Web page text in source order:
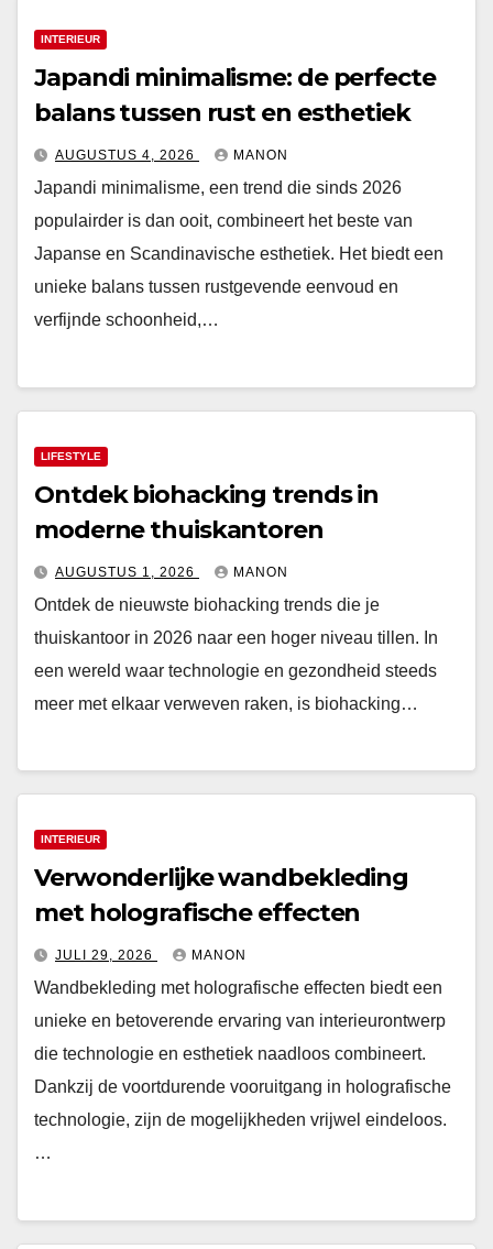
INTERIEUR
Japandi minimalisme: de perfecte
balans tussen rust en esthetiek
AUGUSTUS 4, 2026 MANON
Japandi minimalisme, een trend die sinds 2026
populairder is dan ooit, combineert het beste van
Japanse en Scandinavische esthetiek. Het biedt een
unieke balans tussen rustgevende eenvoud en
verfijnde schoonheid,…
LIFESTYLE
Ontdek biohacking trends in
moderne thuiskantoren
AUGUSTUS 1, 2026 MANON
Ontdek de nieuwste biohacking trends die je
thuiskantoor in 2026 naar een hoger niveau tillen. In
een wereld waar technologie en gezondheid steeds
meer met elkaar verweven raken, is biohacking…
INTERIEUR
Verwonderlijke wandbekleding
met holografische effecten
JULI 29, 2026 MANON
Wandbekleding met holografische effecten biedt een
unieke en betoverende ervaring van interieurontwerp
die technologie en esthetiek naadloos combineert.
Dankzij de voortdurende vooruitgang in holografische
technologie, zijn de mogelijkheden vrijwel eindeloos.
…